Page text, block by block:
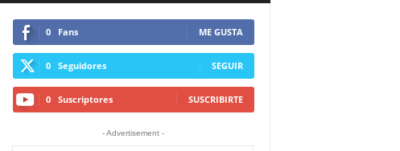
0 Fans ME GUSTA
0 Seguidores SEGUIR
0 Suscriptores SUSCRIBIRTE
- Advertisement -